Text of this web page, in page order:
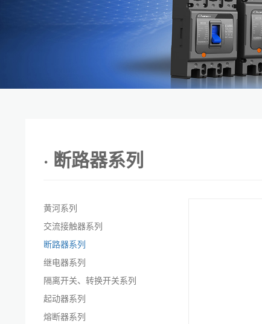
· 断路器系列
黄河系列
交流接触器系列
断路器系列
继电器系列
隔离开关、转换开关系列
起动器系列
熔断器系列